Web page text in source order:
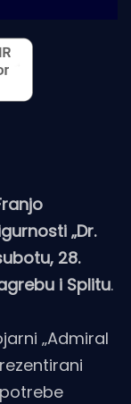
„Dr.
28.
i Splitu.
„Admiral